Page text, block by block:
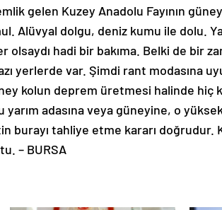
gelen Kuzey Anadolu Fayının
Alüvyal dolgu, deniz kumu ile dolu.
olsaydı hadi bir bakıma. Belki de bir
yerlerde var. Şimdi rant modasına
kolun deprem üretmesi halinde hiç
adasına veya güneyine, o
burayı tahliye etme kararı
– BURSA